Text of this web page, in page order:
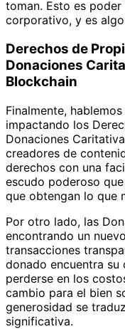
toman. Esto es
corporativo, y es
Derechos de
Donaciones
Blockchain
Finalmente,
impactando los
Donaciones
creadores de
derechos con una
escudo poderoso
que obtengan lo que
Por otro lado, las
encontrando un
transacciones
donado encuentra su
perderse en los
cambio para el bien
generosidad se
significativa.